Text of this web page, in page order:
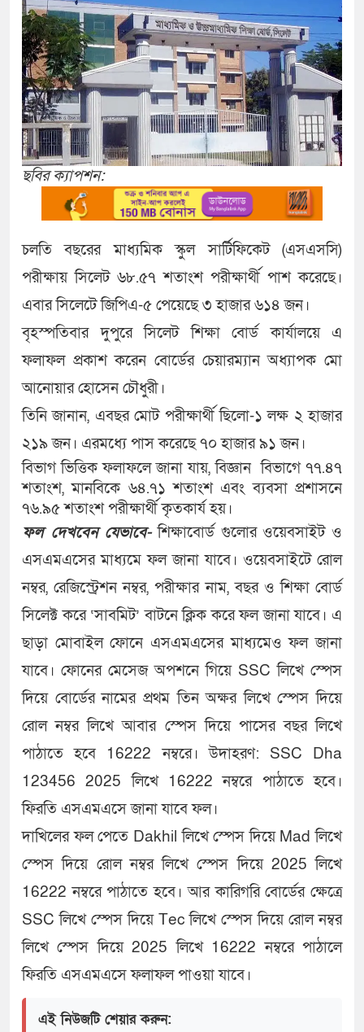
ছবির ক্যাপশন:
চলতি বছরের মাধ্যমিক স্কুল সার্টিফিকেট (এসএসসি)
পরীক্ষায় সিলেট ৬৮.৫৭ শতাংশ পরীক্ষার্থী পাশ করেছে।
এবার সিলেটে জিপিএ-৫ পেয়েছে ৩ হাজার ৬১৪ জন।
বৃহস্পতিবার দুপুরে সিলেট শিক্ষা বোর্ড কার্যালয়ে এ
ফলাফল প্রকাশ করেন বোর্ডের চেয়ারম্যান অধ্যাপক মো
আনোয়ার হোসেন চৌধুরী।
তিনি জানান, এবছর মোট পরীক্ষার্থী ছিলো-১ লক্ষ ২ হাজার
২১৯ জন। এরমধ্যে পাস করেছে ৭০ হাজার ৯১ জন।
বিভাগ ভিত্তিক ফলাফলে জানা যায়, বিজ্ঞান বিভাগে ৭৭.৪৭
শতাংশ, মানবিকে ৬৪.৭১ শতাংশ এবং ব্যবসা প্রশাসনে
৭৬.৯৫ শতাংশ পরীক্ষার্থী কৃতকার্য হয়।
ফল দেখবেন যেভাবে-শিক্ষাবোর্ড গুলোর ওয়েবসাইট ও
এসএমএসের মাধ্যমে ফল জানা যাবে। ওয়েবসাইটে রোল
নম্বর, রেজিস্ট্রেশন নম্বর, পরীক্ষার নাম, বছর ও শিক্ষা বোর্ড
সিলেক্ট করে ‘সাবমিট’ বাটনে ক্লিক করে ফল জানা যাবে। এ
ছাড়া মোবাইল ফোনে এসএমএসের মাধ্যমেও ফল জানা
যাবে। ফোনের মেসেজ অপশনে গিয়ে SSC লিখে স্পেস
দিয়ে বোর্ডের নামের প্রথম তিন অক্ষর লিখে স্পেস দিয়ে
রোল নম্বর লিখে আবার স্পেস দিয়ে পাসের বছর লিখে
পাঠাতে হবে 16222 নম্বরে। উদাহরণ: SSC Dha
123456 2025 লিখে 16222 নম্বরে পাঠাতে হবে।
ফিরতি এসএমএসে জানা যাবে ফল।
দাখিলের ফল পেতে Dakhil লিখে স্পেস দিয়ে Mad লিখে
স্পেস দিয়ে রোল নম্বর লিখে স্পেস দিয়ে 2025 লিখে
16222 নম্বরে পাঠাতে হবে। আর কারিগরি বোর্ডের ক্ষেত্রে
SSC লিখে স্পেস দিয়ে Tec লিখে স্পেস দিয়ে রোল নম্বর
লিখে স্পেস দিয়ে 2025 লিখে 16222 নম্বরে পাঠালে
ফিরতি এসএমএসে ফলাফল পাওয়া যাবে।
এই নিউজটি শেয়ার করুন: